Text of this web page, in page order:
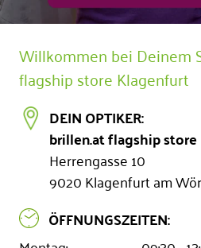
Willkommen bei Deinem
flagship store Klagenfurt
DEIN OPTIKER:
brillen.at flagship
Herrengasse 10
9020Klagenfurt am
ÖFFNUNGSZEITEN: